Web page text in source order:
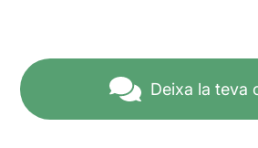
Deixa la teva